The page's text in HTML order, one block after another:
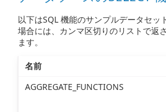
以下はSQL 機能のサンプルデータセッ
場合には、カンマ区切りのリストで返
ます。
名前
AGGREGATE_FUNCTIONS